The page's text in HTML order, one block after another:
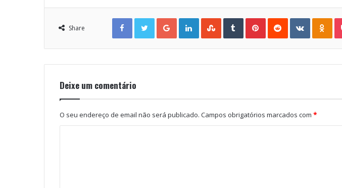
Share
Facebook Twitter Google+ LinkedIn StumbleUpon Tumblr Pinterest Reddit VKontakte Odnoklassniki
Deixe um comentário
O seu endereço de email não será publicado. Campos obrigatórios marcados com *